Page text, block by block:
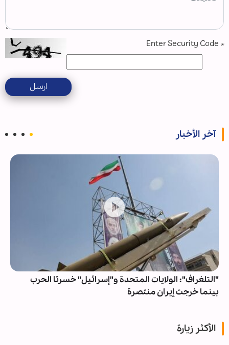
*
ارسل
آخر الأخبار
"التلغراف": الولايات المتحدة و"إسرائيل" خسرتا الحرب
بينما خرجت إيران منتصرة
الأكثر زيارة